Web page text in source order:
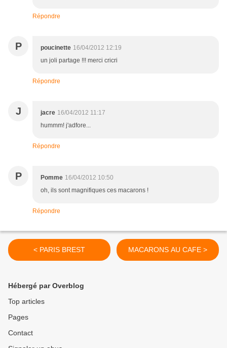
Répondre
P poucinette 16/04/2012 12:19
un joli partage !!! merci cricri
Répondre
J jacre 16/04/2012 11:17
hummm! j'adfore...
Répondre
P Pomme 16/04/2012 10:50
oh, ils sont magnifiques ces macarons !
Répondre
< PARIS BREST MACARONS AU CAFE >
Hébergé par Overblog
Top articles
Pages
Contact